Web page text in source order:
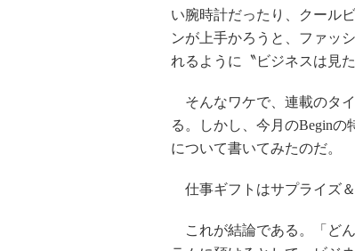
い腕時計だったり、クール
ンが上手かろうと、ファッ
れるように〝ビジネスは見
そんなワケで、連載のタ
る。しかし、今月のBegin
について書いてみたのだ。
仕事ギフトはサプライズ＆
これが結論である。「ど